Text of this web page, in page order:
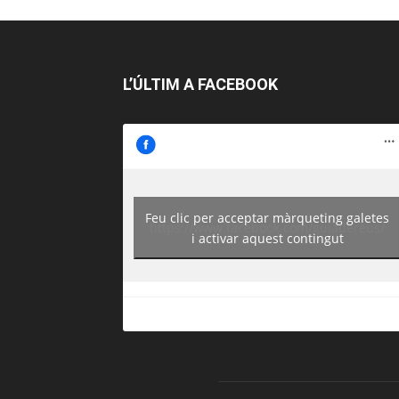
L’ÚLTIM A FACEBOOK
https://www.facebook.com/guiadereus/
Feu clic per acceptar màrqueting galetes
i activar aquest contingut